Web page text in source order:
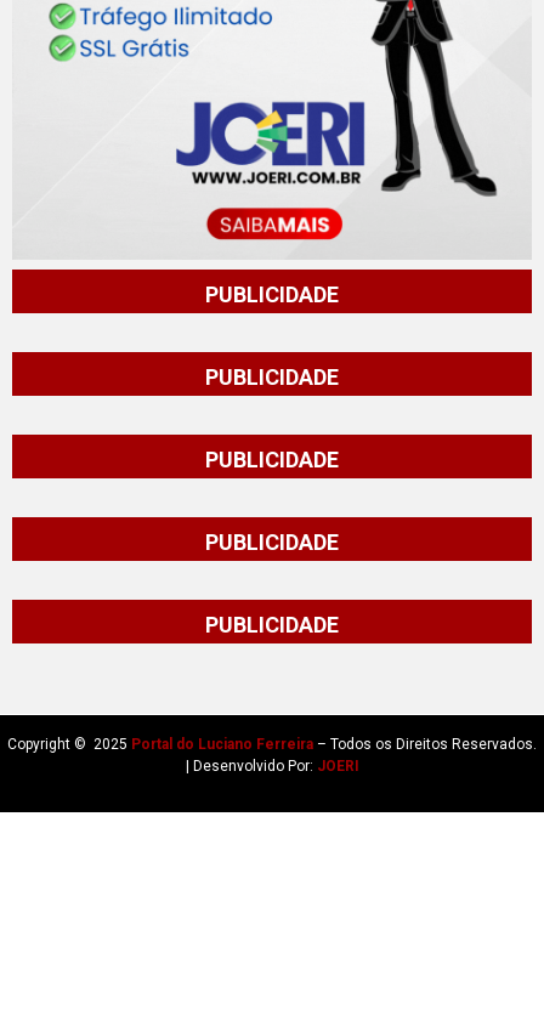
PUBLICIDADE
PUBLICIDADE
PUBLICIDADE
PUBLICIDADE
PUBLICIDADE
Copyright © 2025 Portal do Luciano Ferreira – Todos os Direitos Reservados.
| Desenvolvido Por: JOERI